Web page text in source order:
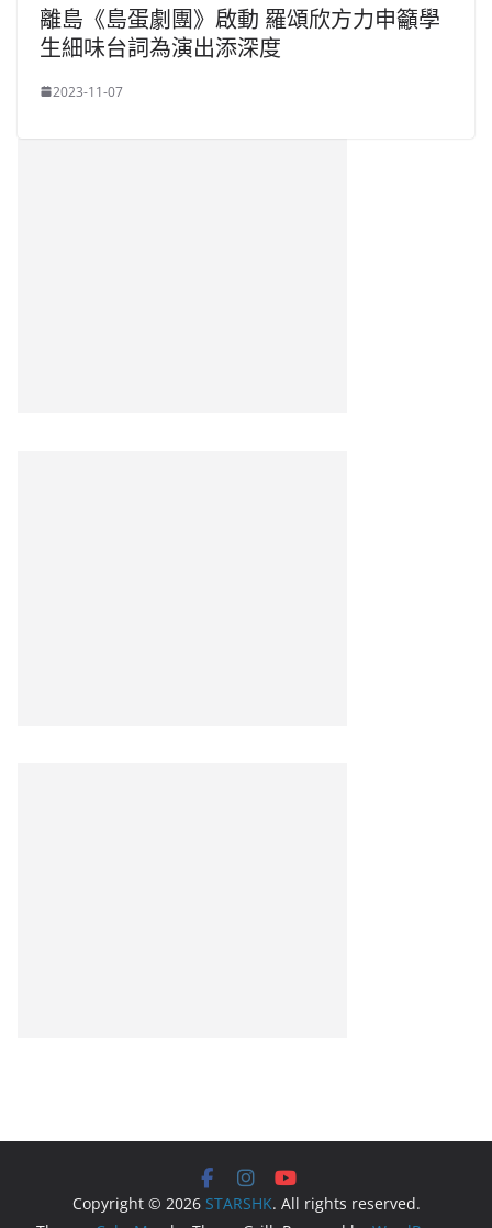
離島《島蛋劇團》啟動 羅頌欣方力申籲學
生細味台詞為演出添深度
2023-11-07
Copyright © 2026 STARSHK. All rights reserved.